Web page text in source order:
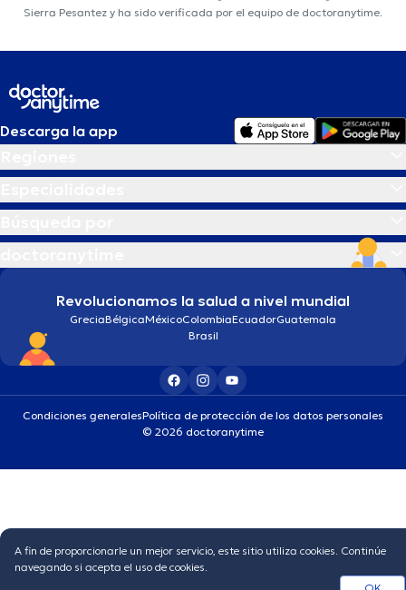
Sierra Pesantez y ha sido verificada por el equipo de doctoranytime.
Descarga la app
Revolucionamos la salud a nivel mundial
GreciaBélgicaMéxicoColombiaEcuadorGuatemala
Brasil
Condiciones generalesPolítica de protección de los datos personales
© 2026 doctoranytime
A fin de proporcionarle un mejor servicio, este sitio utiliza cookies. Continúe
navegando si acepta el uso de cookies.